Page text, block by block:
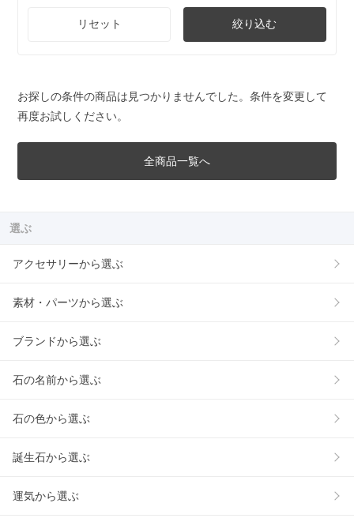
リセット 絞り込む
お探しの条件の商品は見つかりませんでした。条件を変更して
再度お試しください。
全商品一覧へ
選ぶ
アクセサリーから選ぶ
素材・パーツから選ぶ
ブランドから選ぶ
石の名前から選ぶ
石の色から選ぶ
誕生石から選ぶ
運気から選ぶ